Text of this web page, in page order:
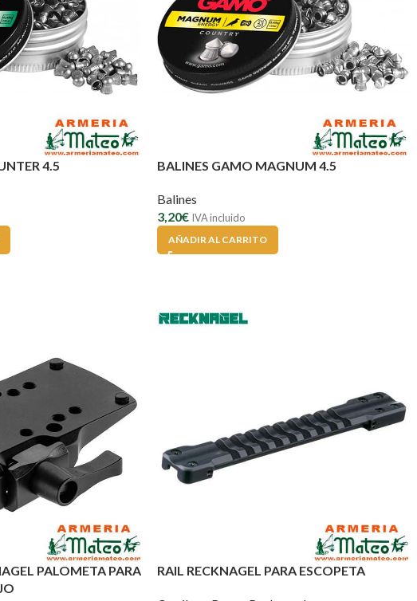
4.5 BALINES GAMO MAGNUM 4.5
Balines
3,20€ IVA incluido
AÑADIR AL CARRITO
PALOMETA PARA
RAIL RECKNAGEL PARA ESCOPETA